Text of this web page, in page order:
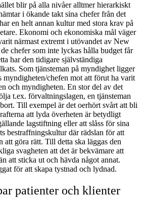
blir på alla nivåer alltmer hierarkiskt
i ökande takt sina chefer från det
en helt annan kultur med stora krav på
Ekonomi och ekonomiska mål väger
närmast extremt i utövandet av New
chefer som inte lyckas hålla budget får
har den tidigare självständiga
Som tjänsteman på myndighet ligger
myndigheten/chefen mot att förut ha varit
och myndigheten. En stor del av det
t.ex. förvaltningslagen, en tjänsteman
Till exempel är det oerhört svårt att bli
att lyda överheten är betydligt
lagstiftning eller att slåss för sina
bestraffningskultur där rädslan för att
att göra rätt. Till detta ska läggas den
svagheten att det är bekvämare att
att sticka ut och hävda något annat.
för att skapa tystnad och lydnad.
patienter och klienter